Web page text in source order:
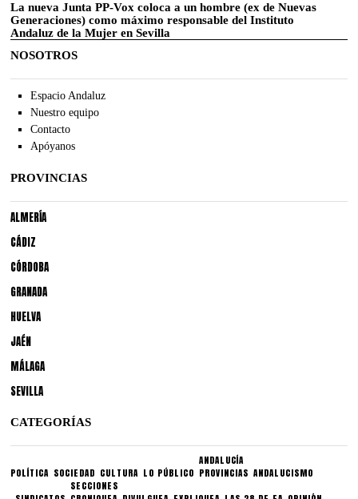
La nueva Junta PP-Vox coloca a un hombre (ex de Nuevas
Generaciones) como máximo responsable del Instituto
Andaluz de la Mujer en Sevilla
NOSOTROS
Espacio Andaluz
Nuestro equipo
Contacto
Apóyanos
PROVINCIAS
ALMERÍA
CÁDIZ
CÓRDOBA
GRANADA
HUELVA
JAÉN
MÁLAGA
SEVILLA
CATEGORÍAS
POLÍTICA SOCIEDAD CULTURA LO PÚBLICO
ANDALUCÍA
PROVINCIAS ANDALUCISMO
SECCIONES